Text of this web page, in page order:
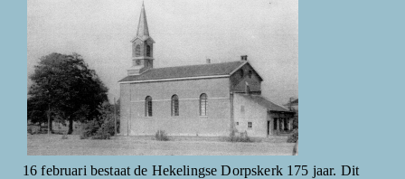
16 februari bestaat de Hekelingse Dorpskerk 175 jaar. Dit